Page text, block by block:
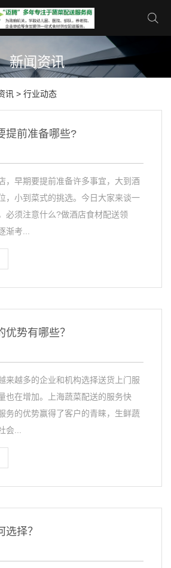
新闻资讯
讯 > 行业动态
提前准备哪些?
，早期要提前准备许多事宜，大到酒
，小到菜式的挑选。今日大家来谈一
必须注意什么?做酒店食材配送领
渐考...
优势有哪些？
来越多的企业和机构选择送货上门服
也在增加。上海蔬菜配送的服务快
务的优势赢得了客户的青睐，生鲜蔬
会...
择？